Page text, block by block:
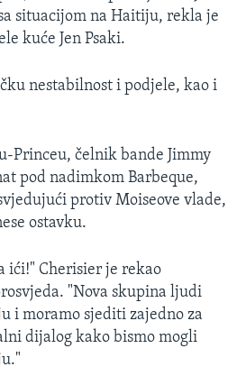
situacijom na Haitiju, rekla je
kuće Jen Psaki.
nestabilnost i podjele, kao i
Princeu, čelnik bande Jimmy
pod nadimkom Barbeque,
protiv Moiseove vlade,
ostavku.
ići!" Cherisier je rekao
"Nova skupina ljudi
i moramo sjediti zajedno za
dijalog kako bismo mogli